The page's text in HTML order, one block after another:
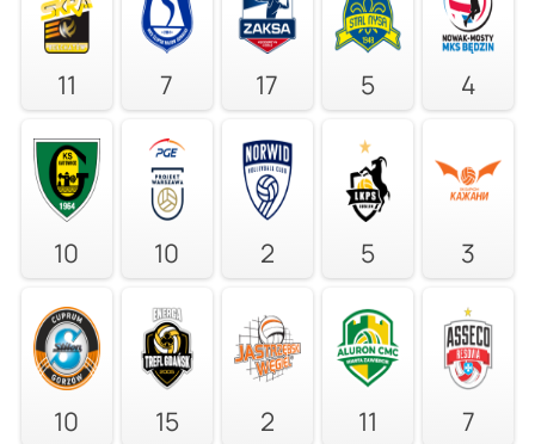
11 7 17 5 4
10 10 2 5 3
10 15 2 11 7